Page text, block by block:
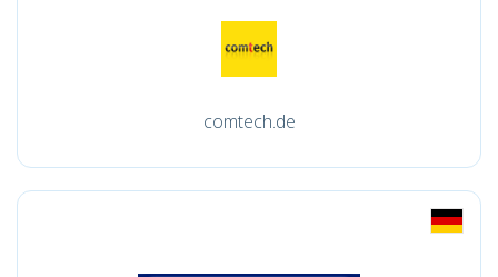
comtech.de